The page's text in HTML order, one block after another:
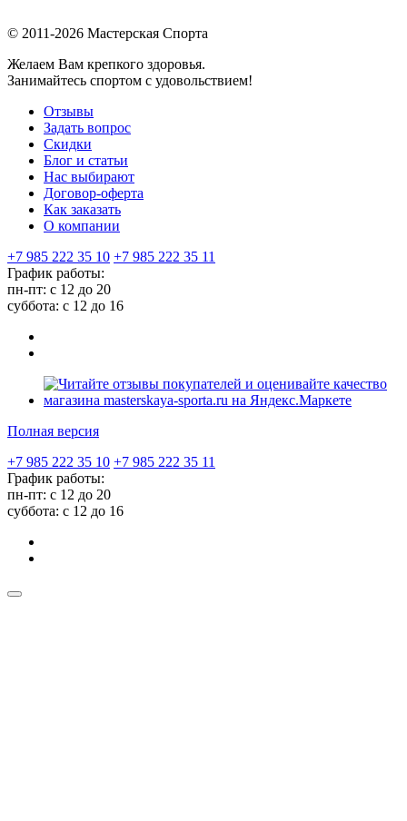
© 2011-2026 Мастерская Спорта
Желаем Вам крепкого здоровья.
Занимайтесь спортом с удовольствием!
Отзывы
Задать вопрос
Скидки
Блог и статьи
Нас выбирают
Договор-оферта
Как заказать
О компании
+7 985 222 35 10 +7 985 222 35 11
График работы:
пн-пт: с 12 до 20
суббота: c 12 до 16
Полная версия
+7 985 222 35 10 +7 985 222 35 11
График работы:
пн-пт: с 12 до 20
суббота: c 12 до 16